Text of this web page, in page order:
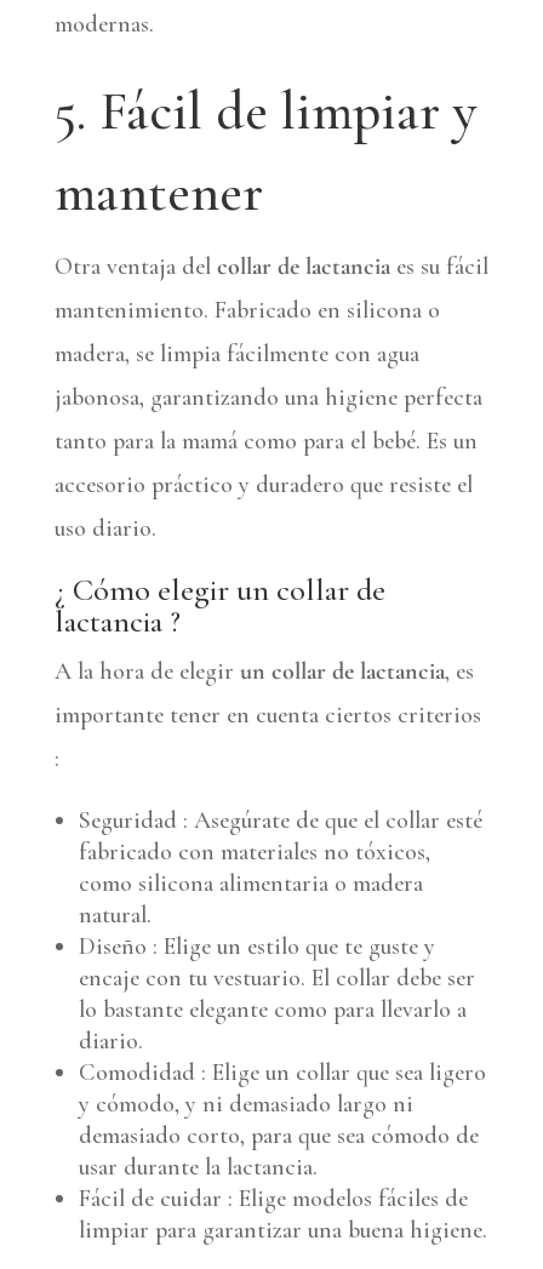
modernas.
5. Fácil de limpiar y
mantener
Otra ventaja del collar de lactanciaes su fácil
mantenimiento. Fabricado en silicona o
madera, se limpia fácilmente con agua
jabonosa, garantizando una higiene perfecta
tanto para la mamá como para el bebé. Es un
accesorio práctico y duradero que resiste el
uso diario.
¿ Cómo elegir un collar de
lactancia ?
A la hora de elegir un collar de lactancia, es
importante tener en cuenta ciertos criterios
:
Seguridad : Asegúrate de que el collar esté
fabricado con materiales no tóxicos,
como silicona alimentaria o madera
natural.
Diseño : Elige un estilo que te guste y
encaje con tu vestuario. El collar debe ser
lo bastante elegante como para llevarlo a
diario.
Comodidad : Elige un collar que sea ligero
y cómodo, y ni demasiado largo ni
demasiado corto, para que sea cómodo de
usar durante la lactancia.
Fácil de cuidar : Elige modelos fáciles de
limpiar para garantizar una buena higiene.